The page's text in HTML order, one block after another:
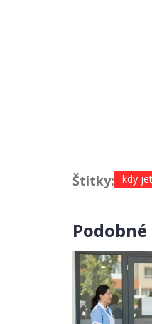
Štítky: kdy